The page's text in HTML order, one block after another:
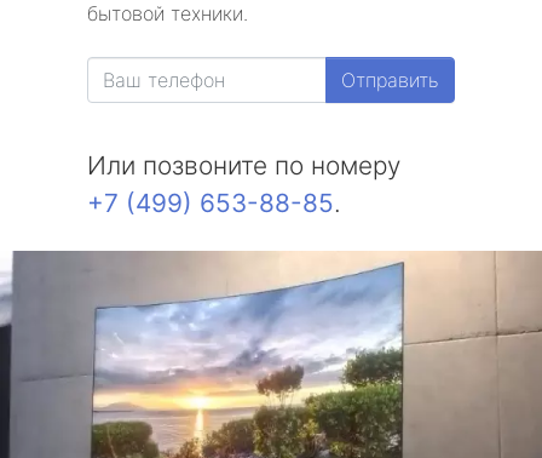
бытовой техники.
Отправить
Или позвоните по номеру
+7 (499) 653-88-85.